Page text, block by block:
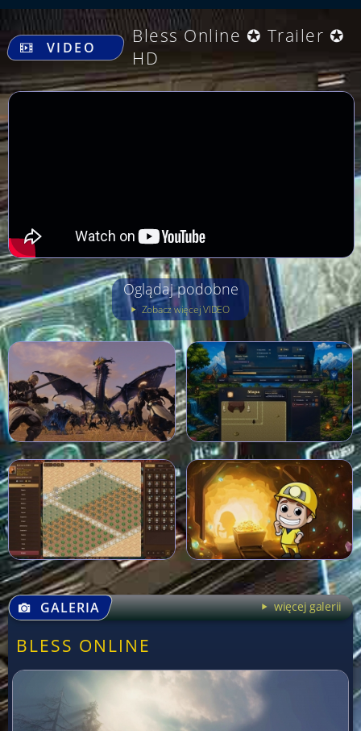
.
VIDEO
Bless Online ✪ Trailer ✪
HD
Oglądaj podobne
Zobacz więcej VIDEO
GALERIA więcej galerii
BLESS ONLINE